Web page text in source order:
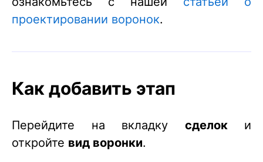
проектировании воронок.
Как добавить этап
Перейдите на вкладку сделоки
откройте вид воронки.